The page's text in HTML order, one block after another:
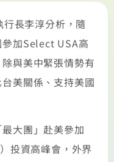
長李淳分析，隨
加Select USA高
與美中緊張情勢有
美關係、支持美國
大團」赴美參加
投資高峰會，外界